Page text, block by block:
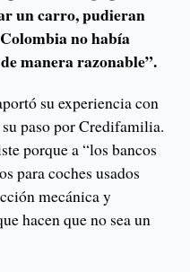
un carro, pudieran
no había
manera razonable”.
su experiencia con
paso por Credifamilia.
porque a “los bancos
para coches usados
mecánica y
hacen que no sea un